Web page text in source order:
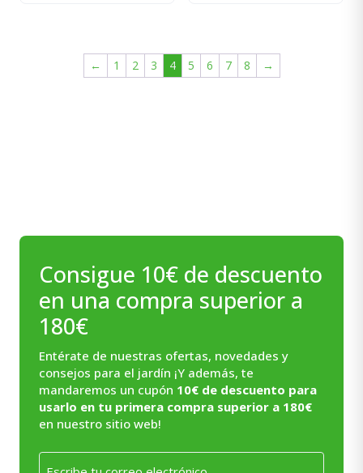
22,77€.
22,40€. 20,16€.
← 1 2 3 4 5 6 7 8 →
Consigue 10€ de descuento
en una compra superior a
180€
Entérate de nuestras ofertas, novedades y
consejos para el jardín ¡Y además, te
mandaremos un cupón 10€ de descuento para
usarlo en tu primera compra superior a 180€
en nuestro sitio web!
Email